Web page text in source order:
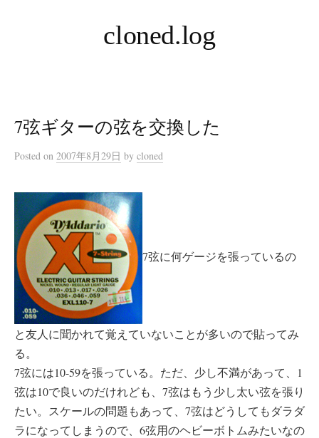
ス
ッ
cloned.log
7弦ギターの弦を交換した
Posted on 2007年8月29日 by cloned
7弦に何ゲージを張っているの
と友人に聞かれて覚えていないことが多いので貼ってみ
る。
7弦には10-59を張っている。ただ、少し不満があって、1
弦は10で良いのだけれども、7弦はもう少し太い弦を張り
たい。スケールの問題もあって、7弦はどうしてもダラダ
ラになってしまうので、6弦用のヘビーボトムみたいなの